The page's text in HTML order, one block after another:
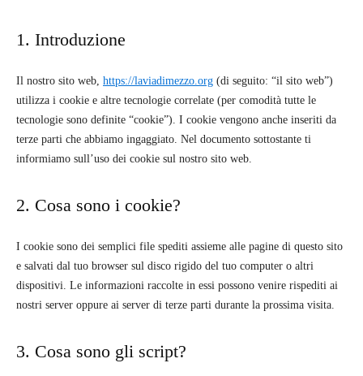
1. Introduzione
Il nostro sito web, https://laviadimezzo.org (di seguito: “il sito web”)
utilizza i cookie e altre tecnologie correlate (per comodità tutte le
tecnologie sono definite “cookie”). I cookie vengono anche inseriti da
terze parti che abbiamo ingaggiato. Nel documento sottostante ti
informiamo sull’uso dei cookie sul nostro sito web.
2. Cosa sono i cookie?
I cookie sono dei semplici file spediti assieme alle pagine di questo sito
e salvati dal tuo browser sul disco rigido del tuo computer o altri
dispositivi. Le informazioni raccolte in essi possono venire rispediti ai
nostri server oppure ai server di terze parti durante la prossima visita.
3. Cosa sono gli script?